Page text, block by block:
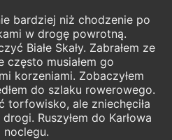
bardziej niż chodzenie po
w drogę powrotną.
Białe Skały. Zabrałem ze
często musiałem go
korzeniami. Zobaczyłem
do szlaku rowerowego.
torfowisko, ale zniechęciła
Ruszyłem do Karłowa
noclegu.